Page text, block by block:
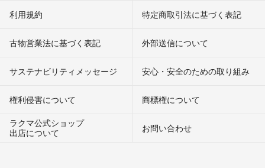
利用規約 特定商取引法に基づく表記
古物営業法に基づく表記 外部送信について
サステナビリティメッセージ 安心・安全のための取り組み
権利侵害について
商標権について
ラクマ公式ショップ
出店について
お問い合わせ